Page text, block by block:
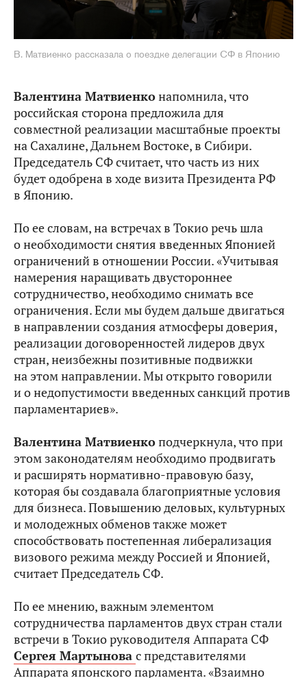
В. Матвиенко рассказала о поездке делегации СФ в Японию
Валентина Матвиенконапомнила, что
российская сторона предложила для
совместной реализации масштабные проекты
на Сахалине, Дальнем Востоке, в Сибири.
Председатель СФ считает, что часть из них
будет одобрена в ходе визита Президента РФ
в Японию.
По ее словам, на встречах в Токио речь шла
о необходимости снятия введенных Японией
ограничений в отношении России. «Учитывая
намерения наращивать двустороннее
сотрудничество, необходимо снимать все
ограничения. Если мы будем дальше двигаться
в направлении создания атмосферы доверия,
реализации договоренностей лидеров двух
стран, неизбежны позитивные подвижки
на этом направлении. Мы открыто говорили
и о недопустимости введенных санкций против
парламентариев».
Валентина Матвиенкоподчеркнула, что при
этом законодателям необходимо продвигать
и расширять нормативно-правовую базу,
которая бы создавала благоприятные условия
для бизнеса. Повышению деловых, культурных
и молодежных обменов также может
способствовать постепенная либерализация
визового режима между Россией и Японией,
считает Председатель СФ.
По ее мнению, важным элементом
сотрудничества парламентов двух стран стали
встречи в Токио руководителя Аппарата СФ
Сергея Мартынова с представителями
Аппарата японского парламента. «Взаимно